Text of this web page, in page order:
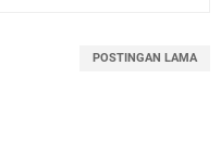
POSTINGAN LAMA